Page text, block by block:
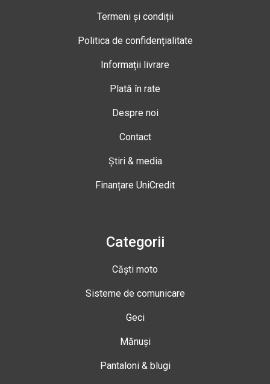
Termeni și condiții
Politica de confidențialitate
Informații livrare
Plată în rate
Despre noi
Contact
Știri & media
Finanțare UniCredit
Categorii
Căști moto
Sisteme de comunicare
Geci
Mănuși
Pantaloni & blugi